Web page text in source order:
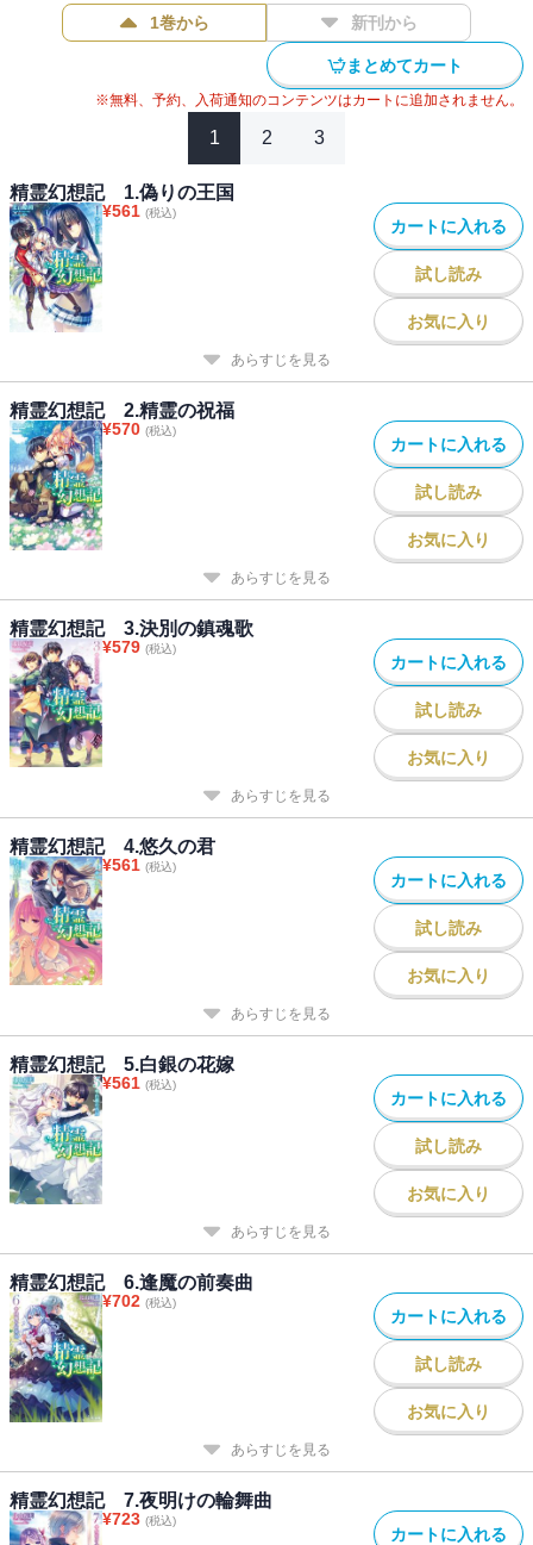
1巻から 新刊から
まとめてカート
※無料、予約、入荷通知のコンテンツはカートに追加されません。
1 2 3
精霊幻想記 1.偽りの王国
¥561 (税込)
カートに入れる
試し読み
お気に入り
あらすじを見る
精霊幻想記 2.精霊の祝福
¥570 (税込)
カートに入れる
試し読み
お気に入り
あらすじを見る
精霊幻想記 3.決別の鎮魂歌
¥579 (税込)
カートに入れる
試し読み
お気に入り
あらすじを見る
精霊幻想記 4.悠久の君
¥561 (税込)
カートに入れる
試し読み
お気に入り
あらすじを見る
精霊幻想記 5.白銀の花嫁
¥561 (税込)
カートに入れる
試し読み
お気に入り
あらすじを見る
精霊幻想記 6.逢魔の前奏曲
¥702 (税込)
カートに入れる
試し読み
お気に入り
あらすじを見る
精霊幻想記 7.夜明けの輪舞曲
¥723 (税込)
カートに入れる